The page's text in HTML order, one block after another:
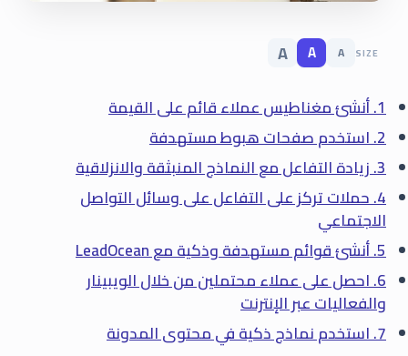
SIZE
A
A
A
1. أنشئ مغناطيس عملاء قائم على القيمة
2. استخدم صفحات هبوط مستهدفة
3. زيادة التفاعل مع النماذج المنبثقة والانزلاقية
4. حملات تركز على التفاعل على وسائل التواصل
الاجتماعي
5. أنشئ قوائم مستهدفة وذكية مع LeadOcean
6. احصل على عملاء محتملين من خلال الويبينار
والفعاليات عبر الإنترنت
7. استخدم نماذج ذكية في محتوى المدونة